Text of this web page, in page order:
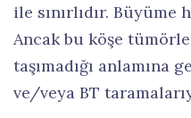
ile sınırlıdır. Büyüme
Ancak bu köşe
taşımadığı anlamına
ve/veya BT